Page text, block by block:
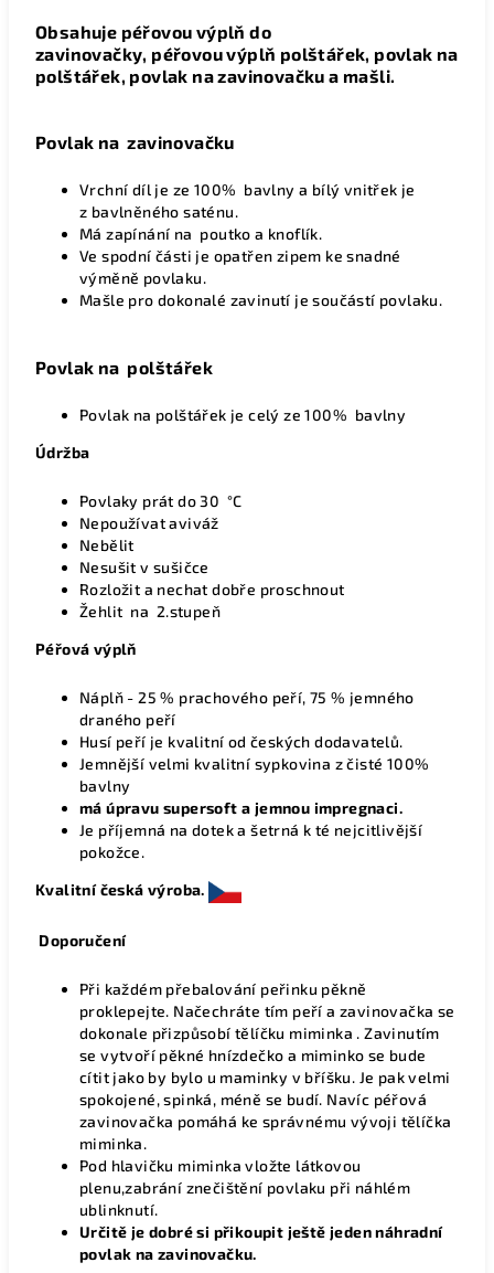
Obsahuje péřovou výplň do
zavinovačky, péřovou výplň polštářek, povlak na
polštářek, povlak na zavinovačku a mašli.
Povlak na zavinovačku
Vrchní díl je ze 100% bavlny a bílý vnitřek je
z bavlněného saténu.
Má zapínání na poutko a knoflík.
Ve spodní části je opatřen zipem ke snadné
výměně povlaku.
Mašle pro dokonalé zavinutí je součástí povlaku.
Povlak na polštářek
Povlak na polštářek je celý ze 100% bavlny
Údržba
Povlaky prát do 30 °C
Nepoužívat aviváž
Nebělit
Nesušit v sušičce
Rozložit a nechat dobře proschnout
Žehlit na 2.stupeň
Péřová výplň
Náplň - 25 % prachového peří, 75 % jemného
draného peří
Husí peří je kvalitní od českých dodavatelů.
Jemnější velmi kvalitní sypkovina z čisté 100%
bavlny
má úpravu supersoft a jemnou impregnaci.
Je příjemná na dotek a šetrná k té nejcitlivější
pokožce.
Kvalitní česká výroba.
Doporučení
Při každém přebalování peřinku pěkně
proklepejte. Načechráte tím peří a zavinovačka se
dokonale přizpůsobí tělíčku miminka . Zavinutím
se vytvoří pěkné hnízdečko a miminko se bude
cítit jako by bylo u maminky v bříšku. Je pak velmi
spokojené, spinká, méně se budí. Navíc péřová
zavinovačka pomáhá ke správnému vývoji tělíčka
miminka.
Pod hlavičku miminka vložte látkovou
plenu,zabrání znečištění povlaku při náhlém
ublinknutí.
Určitě je dobré si přikoupit ještě jeden náhradní
povlak na zavinovačku.